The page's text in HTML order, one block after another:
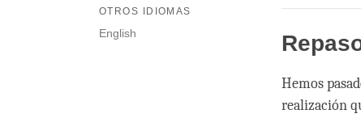
OTROS IDIOMAS
English
Hemos
realización